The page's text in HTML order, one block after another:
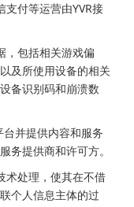
支付等运营由YVR接
，包括相关游戏偏
及所使用设备的相关
备识别码和崩溃数
台并提供内容和服务
务提供商和许可方。
术处理，使其在不借
个人信息主体的过